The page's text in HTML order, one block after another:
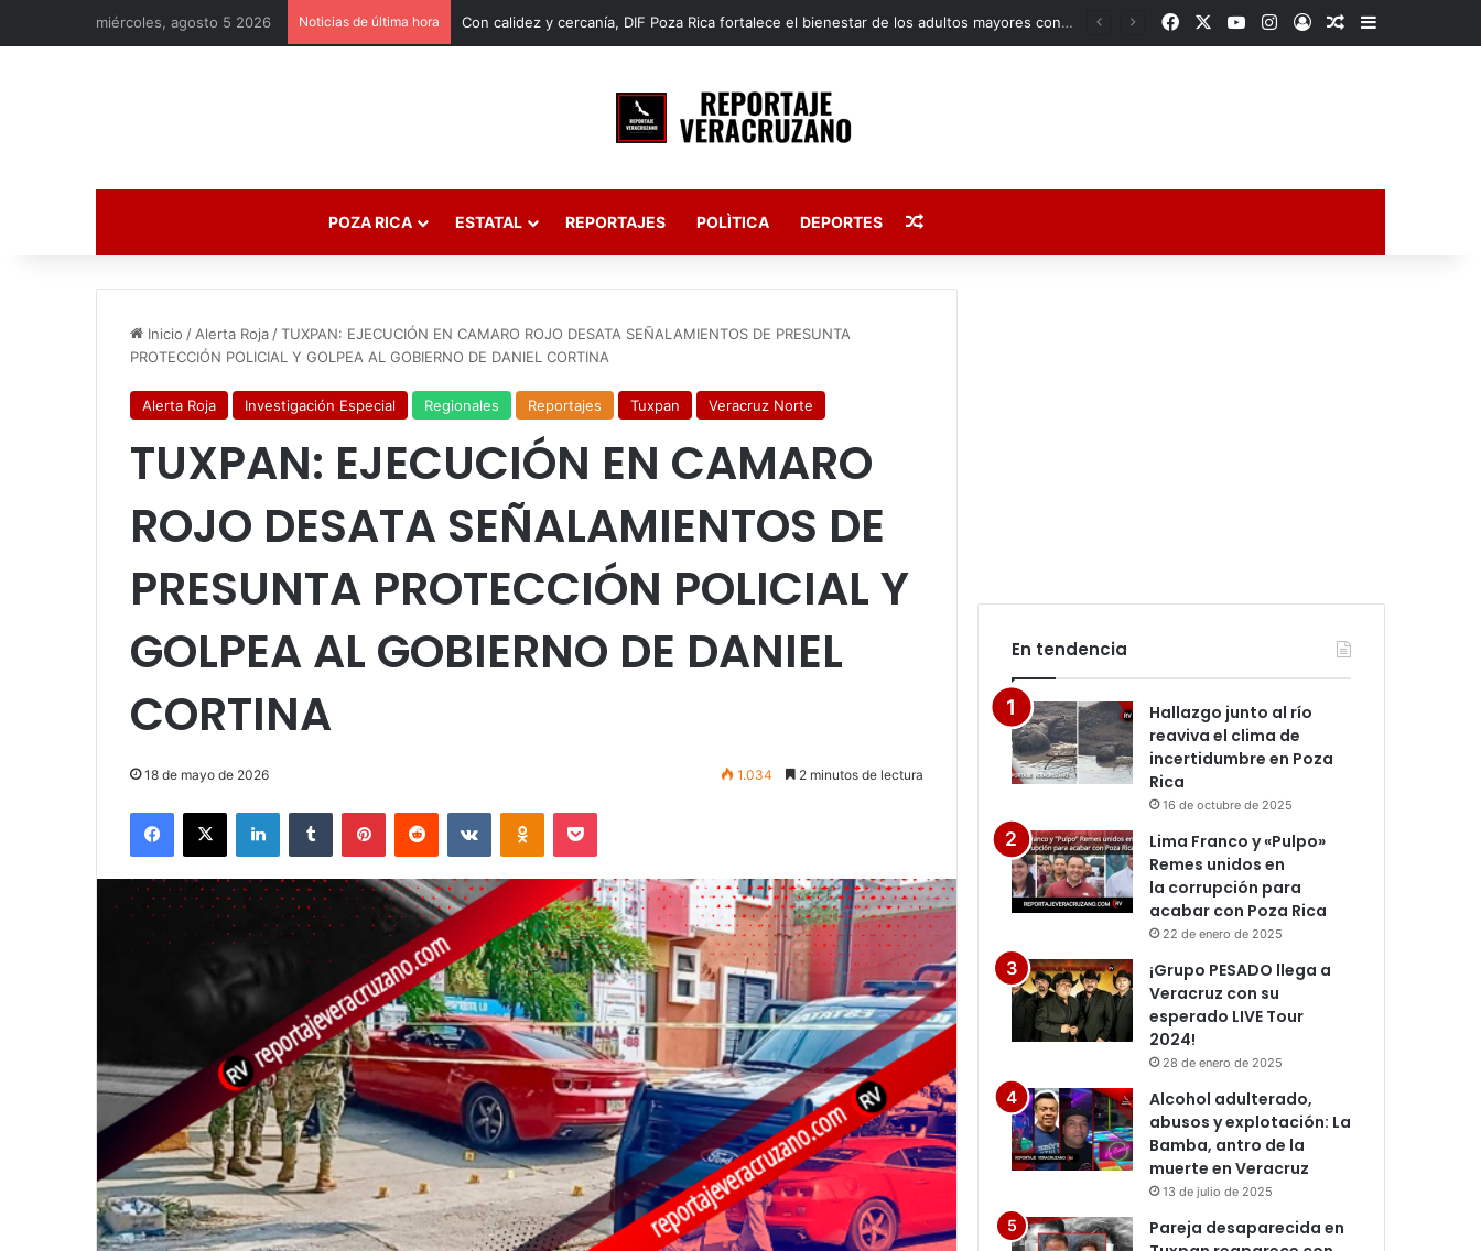
miércoles, agosto 5 2026 Noticias de última hora «No ando huyendo, soy inocente»: alcalde de Úrsulo Galván enfrenta sesión clave por su desafuero FacebookYouTubeInstagram
AccesoPublicación al
Barra lateral
POZA RICA ESTATAL REPORTAJES POLÌTICA DEPORTES Publicación al azar
Inicio / Alerta Roja /TUXPAN: EJECUCIÓN EN CAMARO ROJO DESATA SEÑALAMIENTOS DE PRESUNTA
PROTECCIÓN POLICIAL Y GOLPEA AL GOBIERNO DE DANIEL CORTINA
Alerta Roja Investigación Especial Regionales Reportajes Tuxpan Veracruz Norte
TUXPAN: EJECUCIÓN EN CAMARO
ROJO DESATA SEÑALAMIENTOS DE
PRESUNTA PROTECCIÓN POLICIAL Y
GOLPEA AL GOBIERNO DE DANIEL
CORTINA
18 de mayo de 2026 1.034 2 minutos de lectura
Facebook
X LinkedInTumblr PinterestReddit VKontakteOdnoklassniki
Pocket
En tendencia
Hallazgo junto al río
reaviva el clima de
incertidumbre en Poza
Rica
16 de octubre de 2025
Lima Franco y «Pulpo»
Remes unidos en
la corrupción para
acabar con Poza Rica
22 de enero de 2025
¡Grupo PESADO llega a
Veracruz con su
esperado LIVE Tour
2024!
28 de enero de 2025
Alcohol adulterado,
abusos y explotación: La
Bamba, antro de la
muerte en Veracruz
13 de julio de 2025
Pareja desaparecida en